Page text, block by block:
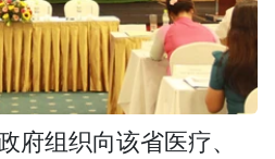
府组织向该省医疗、